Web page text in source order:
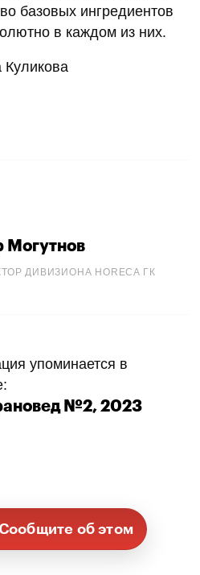
базовых ингредиентов
в каждом из них.
Могутнов
ДИВИЗИОНА HORECA ГК
упоминается в
№2, 2023
об этом